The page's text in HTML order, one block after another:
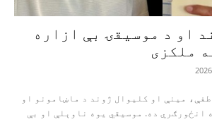
او د موسیقۍ بې‌ ازاره
ملکزی
مینې او کلیوال ژوند د ماښامونو او
انځورګري ده. موسیقي یوه ناوېلې او بې‌